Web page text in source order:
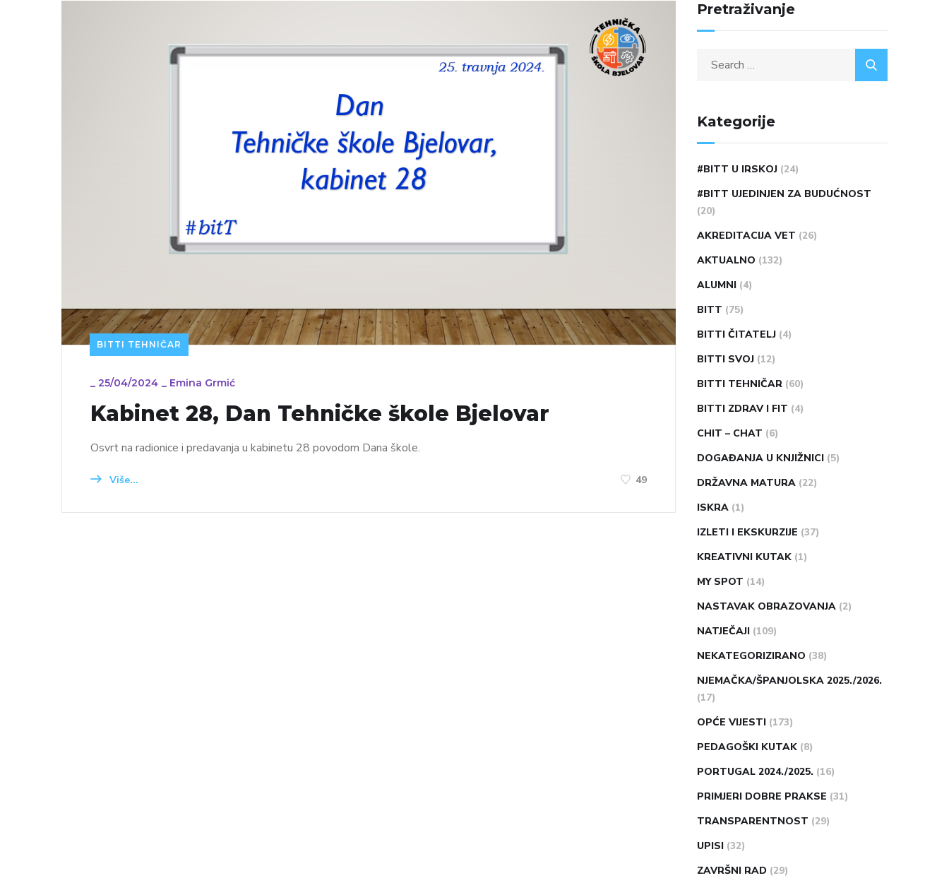
BITTI TEHNIČAR
_ 25/04/2024 _ Emina Grmić
Kabinet 28, Dan Tehničke škole Bjelovar
Osvrt na radionice i predavanja u kabinetu 28 povodom Dana škole.
Više... 49
Pretraživanje
Kategorije
#BITT U IRSKOJ (24)
#BITT UJEDINJEN ZA BUDUĆNOST
(20)
AKREDITACIJA VET (26)
AKTUALNO (132)
ALUMNI (4)
BITT (75)
BITTI ČITATELJ (4)
BITTI SVOJ (12)
BITTI TEHNIČAR (60)
BITTI ZDRAV I FIT (4)
CHIT – CHAT (6)
DOGAĐANJA U KNJIŽNICI (5)
DRŽAVNA MATURA (22)
ISKRA (1)
IZLETI I EKSKURZIJE (37)
KREATIVNI KUTAK (1)
MY SPOT (14)
NASTAVAK OBRAZOVANJA (2)
NATJEČAJI (109)
NEKATEGORIZIRANO (38)
NJEMAČKA/ŠPANJOLSKA 2025./2026.
(17)
OPĆE VIJESTI (173)
PEDAGOŠKI KUTAK (8)
PORTUGAL 2024./2025. (16)
PRIMJERI DOBRE PRAKSE (31)
TRANSPARENTNOST (29)
UPISI (32)
ZAVRŠNI RAD (29)